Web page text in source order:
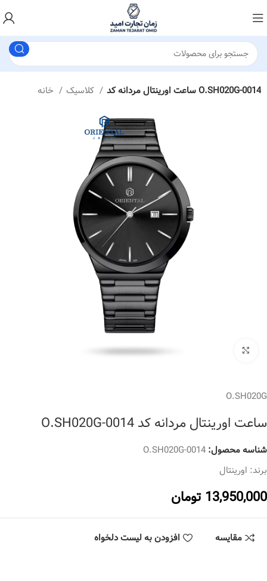
کلاسیک ساعت اورینتال مردانه کد O.SH020G-0014
برای بزرگنمایی کلیک کنید
O.SH020G
ساعت اورینتال مردانه کد O.SH020G-0014
شناسه محصول:O.SH020G-0014
برند: اورینتال
13,950,000 تومان
مقایسه افزودن به لیست دلخواه